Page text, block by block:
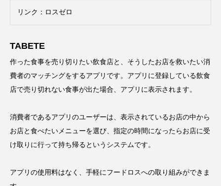
リンク： ロスゼロ
TABETE
作った食事を売り切りたい飲食店と、そうしたお店を救いたい消
費者のマッチングをするアプリです。アプリに登録している飲食
店で売り切れない食事が出た場合、アプリに表示されます。
消費者であるアプリのユーザーは、表示されているお店の中から
お店と食べたいメニューを選び、指定の時間になったらお店に受
け取りに行って持ち帰るというシステムです。
アプリの使用料はなく、手軽にフードロスへの取り組みができま